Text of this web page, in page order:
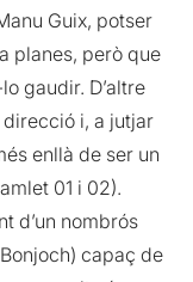
Guix, potser
planes, però que
gaudir. D’altre
direcció i, a jutjar
enllà de ser un
01 i 02).
d’un nombrós
capaç de